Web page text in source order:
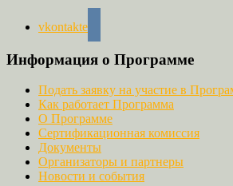
vkontakte
Информация о Программе
Подать заявку на участие в
Как работает Программа
О Программе
Сертификационная комиссия
Документы
Организаторы и партнеры
Новости и события